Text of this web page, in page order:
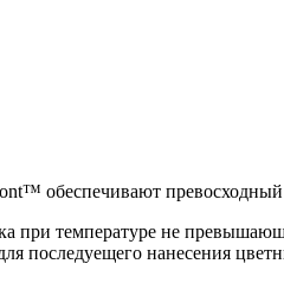
обеспечивают
при температуре не
последуещего нанесения